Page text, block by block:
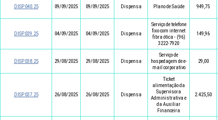
DISP.040.25 09/09/2025 09/09/2025 Dispensa Plano de Saúde 949,75
DISP.039.25 04/09/2025 04/09/2025 Dispensa
Serviço de telefone
fixo com internet
fibra ótica - (96)
3222-7920
149,96
DISP.038.25 29/08/2025 29/08/2025 Dispensa
Serviço de
hospedagem de e-
mail corporativo
29,00
DISP.037.25 26/08/2025 26/08/2025 Dispensa
Ticket
alimentação da
Supervisora
Administrativa e
da Auxiliar
Financeira
2.425,50